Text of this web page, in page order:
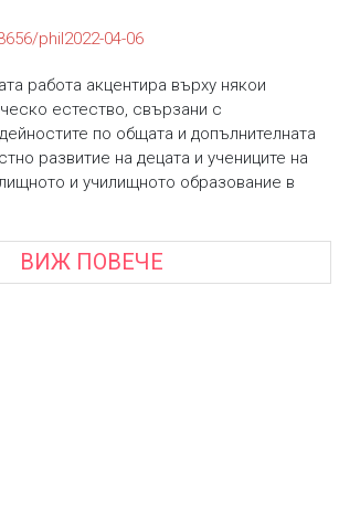
phil2022-04-06
работа акцентира върху някои
естество, свързани с
по общата и допълнителната
развитие на децата и учениците на
и училищното образование в
ВИЖ ПОВЕЧЕ